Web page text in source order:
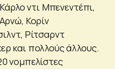
ντι Μπενεντέπι,
Κορίν
Ρίτσαρντ
και πολλούς άλλους.
νομπελίστες